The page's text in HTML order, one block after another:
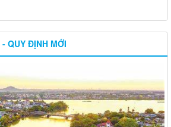
QUY ĐỊNH MỚI